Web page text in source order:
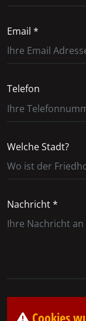
Email *
Telefon
Welche Stadt?
Nachricht *